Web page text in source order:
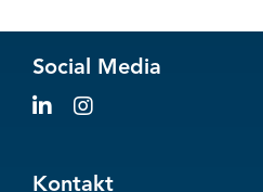
Social Media
Kontakt